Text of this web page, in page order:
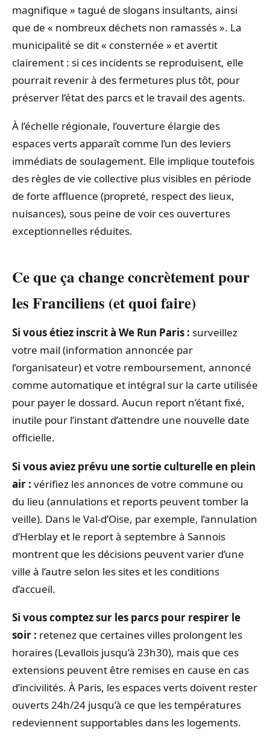
magnifique » tagué de slogans insultants, ainsi
que de « nombreux déchets non ramassés ». La
municipalité se dit « consternée » et avertit
clairement : si ces incidents se reproduisent, elle
pourrait revenir à des fermetures plus tôt, pour
préserver l’état des parcs et le travail des agents.
À l’échelle régionale, l’ouverture élargie des
espaces verts apparaît comme l’un des leviers
immédiats de soulagement. Elle implique toutefois
des règles de vie collective plus visibles en période
de forte affluence (propreté, respect des lieux,
nuisances), sous peine de voir ces ouvertures
exceptionnelles réduites.
Ce que ça change concrètement pour
les Franciliens (et quoi faire)
Si vous étiez inscrit à We Run Paris : surveillez
votre mail (information annoncée par
l’organisateur) et votre remboursement, annoncé
comme automatique et intégral sur la carte utilisée
pour payer le dossard. Aucun report n’étant fixé,
inutile pour l’instant d’attendre une nouvelle date
officielle.
Si vous aviez prévu une sortie culturelle en plein
air : vérifiez les annonces de votre commune ou
du lieu (annulations et reports peuvent tomber la
veille). Dans le Val-d’Oise, par exemple, l’annulation
d’Herblay et le report à septembre à Sannois
montrent que les décisions peuvent varier d’une
ville à l’autre selon les sites et les conditions
d’accueil.
Si vous comptez sur les parcs pour respirer le
soir : retenez que certaines villes prolongent les
horaires (Levallois jusqu’à 23h30), mais que ces
extensions peuvent être remises en cause en cas
d’incivilités. À Paris, les espaces verts doivent rester
ouverts 24h/24 jusqu’à ce que les températures
redeviennent supportables dans les logements.